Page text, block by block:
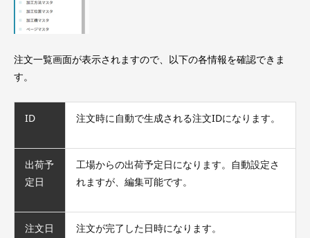
注文一覧画面が表示されますので、以下の各情報を確認できま
す。
ID 注文時に自動で生成される注文IDになります。
出荷予
定日
工場からの出荷予定日になります。自動設定さ
れますが、編集可能です。
注文日
注文が完了した日時になります。